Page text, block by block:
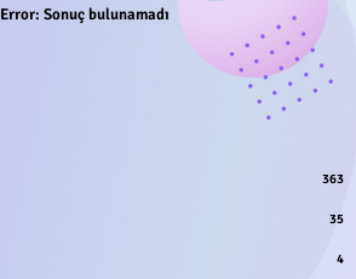
Error: Sonuç bulunamadı
363
35
4